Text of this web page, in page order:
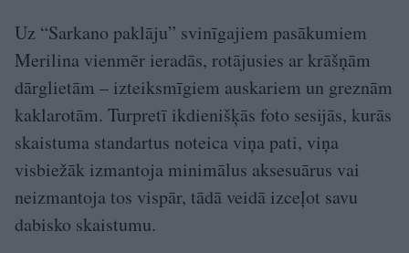
Uz “Sarkano paklāju” svinīgajiem pasākumiem
Merilina vienmēr ieradās, rotājusies ar krāšņām
dārglietām – izteiksmīgiem auskariem un greznām
kaklarotām. Turpretī ikdienišķās foto sesijās, kurās
skaistuma standartus noteica viņa pati, viņa
visbiežāk izmantoja minimālus aksesuārus vai
neizmantoja tos vispār, tādā veidā izceļot savu
dabisko skaistumu.